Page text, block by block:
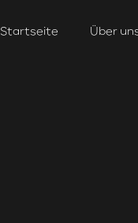
Startseite Über